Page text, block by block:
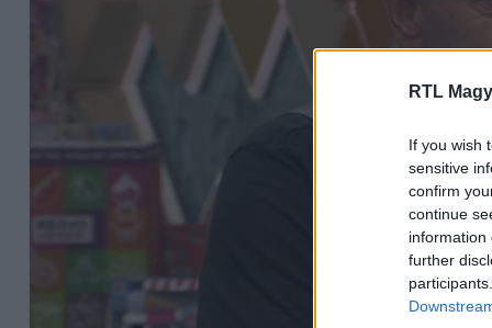
RTL
If you wish
sensitive
confirm
continue
information
further